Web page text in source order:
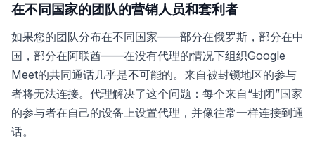
在不同国家的团队的营销人员和套利者
如果您的团队分布在不同国家——部分在俄罗斯，部分在中
国，部分在阿联酋——在没有代理的情况下组织Google
Meet的共同通话几乎是不可能的。来自被封锁地区的参与
者将无法连接。代理解决了这个问题：每个来自“封闭”国家
的参与者在自己的设备上设置代理，并像往常一样连接到通
话。